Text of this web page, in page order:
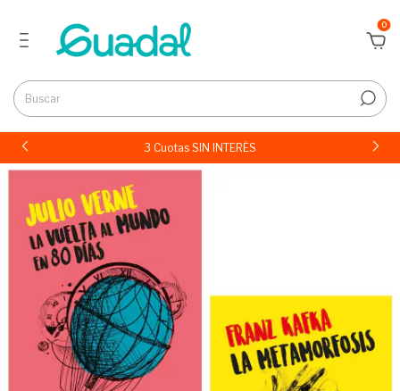
0
3 Cuotas SIN INTERÉS